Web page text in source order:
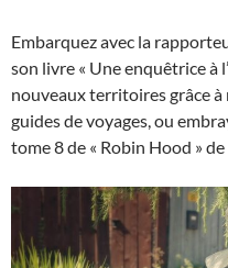
Embarquez avec la
son livre « Une enquêtrice à
nouveaux territoires grâce
guides de voyages, ou
tome 8 de « Robin Hood »